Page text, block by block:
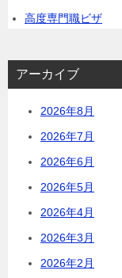
高度専門職ビザ
アーカイブ
2026年8月
2026年7月
2026年6月
2026年5月
2026年4月
2026年3月
2026年2月